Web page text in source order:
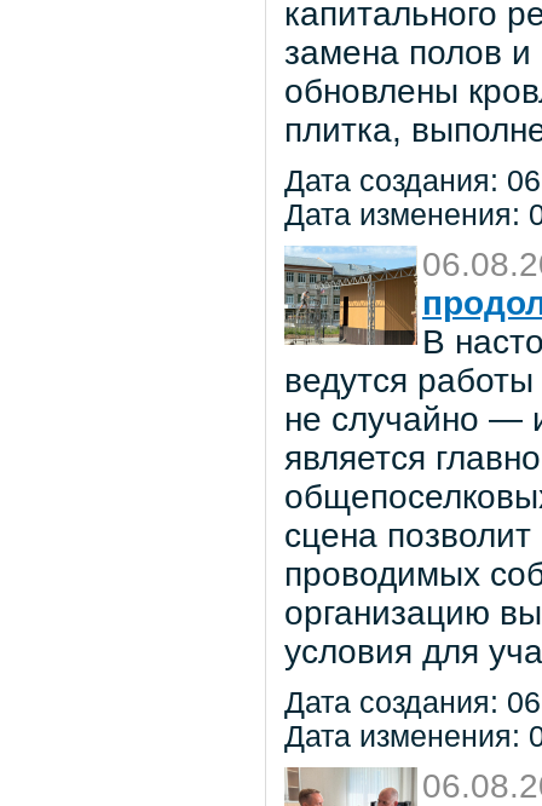
капитального
замена полов
обновлены
плитка,
Дата создания:
Дата изменения:
В
ведутся
не случайно —
является
сцена
проводимых
организацию
условия для
Дата создания:
Дата изменения: